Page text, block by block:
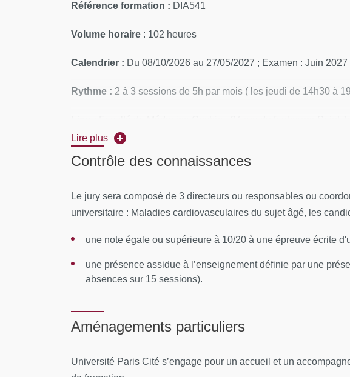
Référence formation : DIA541
Volume horaire : 102 heures
Calendrier : Du 08/10/2026 au 27/05/2027 ; Examen : Juin 2027
Rythme : 2 à 3 sessions de 5h par mois ( les jeudi de 14h30 à
CONTENUS PÉDAGOGIQUES
Vieillissement cardiaque expérimental et humain
Session 2 : Épidémiologie- Coordination : Christophe Trivalle
Syndrome de fragilité, évaluation gérontologique
Structures gérontologiques, aides à domicile
Lire plus
Contrôle des connaissances
Le jury sera composé de 3 directeurs ou responsables ou
universitaire : Maladies cardiovasculaires du sujet âgé, les
une note égale ou supérieure à 10/20 à une épreuve écrite
une présence assidue à l’enseignement définie par une
absences sur 15 sessions).
Aménagements particuliers
Université Paris Cité s’engage pour un accueil et un